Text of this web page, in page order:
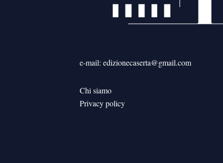
e-mail: edizionecaserta@gmail.com
Chi siamo
Privacy policy